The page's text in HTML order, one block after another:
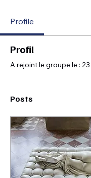
Profile
Profil
A rejoint le groupe le :
Posts